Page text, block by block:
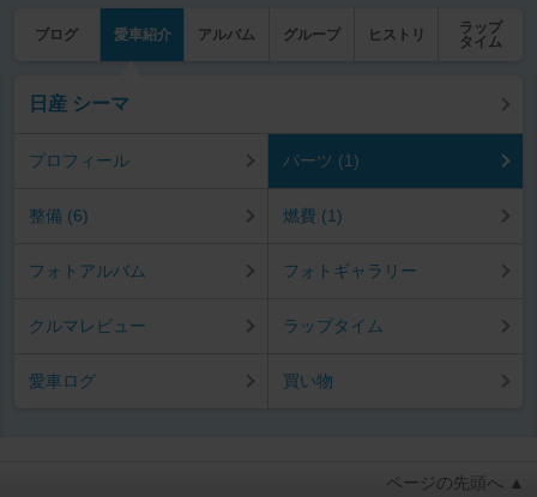
ブログ 愛車紹介 アルバム グループ ヒストリ
ラップ
タイム
日産 シーマ
プロフィール パーツ (1)
整備 (6) 燃費 (1)
フォトアルバム フォトギャラリー
クルマレビュー ラップタイム
愛車ログ 買い物
ページの先頭へ ▲